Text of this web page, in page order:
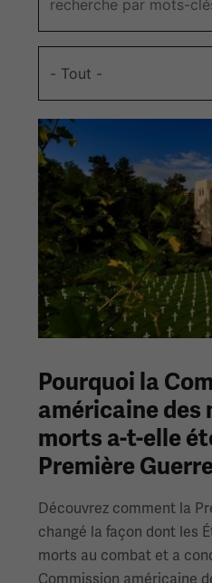
Pourquoi la
américaine des
morts a-t-elle
Première
Découvrez comment la
changé la façon dont les
morts au combat et a
Commission américaine